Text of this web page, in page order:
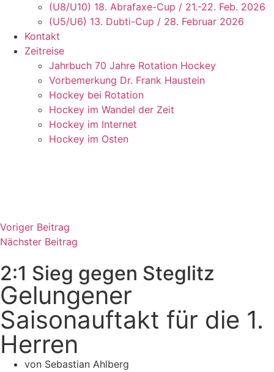
(U8/U10) 18. Abrafaxe-Cup / 21.-22. Feb. 2026
(U5/U6) 13. Dubti-Cup / 28. Februar 2026
Kontakt
Zeitreise
Jahrbuch 70 Jahre Rotation Hockey
Vorbemerkung Dr. Frank Haustein
Hockey bei Rotation
Hockey im Wandel der Zeit
Hockey im Internet
Hockey im Osten
Voriger Beitrag
Nächster Beitrag
2:1 Sieg gegen Steglitz
Gelungener
Saisonauftakt für die 1.
Herren
von Sebastian Ahlberg